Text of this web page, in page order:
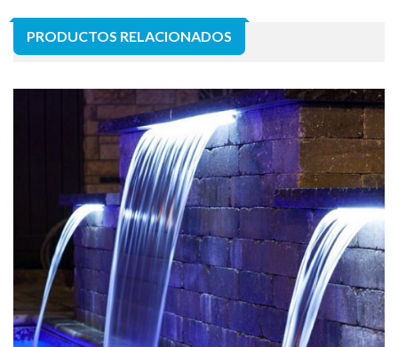
PRODUCTOS RELACIONADOS